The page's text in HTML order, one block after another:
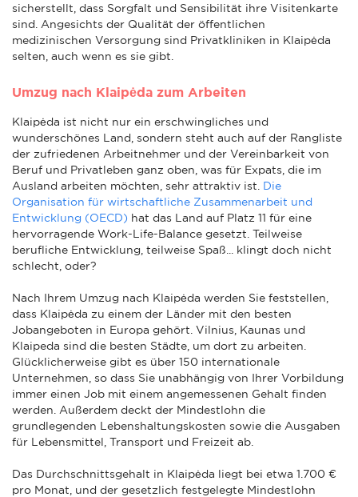
sicherstellt, dass Sorgfalt und Sensibilität ihre Visitenkarte
sind. Angesichts der Qualität der öffentlichen
medizinischen Versorgung sind Privatkliniken in Klaipėda
selten, auch wenn es sie gibt.
Umzug nach Klaipėda zum Arbeiten
Klaipėda ist nicht nur ein erschwingliches und
wunderschönes Land, sondern steht auch auf der Rangliste
der zufriedenen Arbeitnehmer und der Vereinbarkeit von
Beruf und Privatleben ganz oben, was für Expats, die im
Ausland arbeiten möchten, sehr attraktiv ist. Die
Organisation für wirtschaftliche Zusammenarbeit und
Entwicklung (OECD) hat das Land auf Platz 11 für eine
hervorragende Work-Life-Balance gesetzt. Teilweise
berufliche Entwicklung, teilweise Spaß... klingt doch nicht
schlecht, oder?
Nach Ihrem Umzug nach Klaipėda werden Sie feststellen,
dass Klaipėda zu einem der Länder mit den besten
Jobangeboten in Europa gehört. Vilnius, Kaunas und
Klaipeda sind die besten Städte, um dort zu arbeiten.
Glücklicherweise gibt es über 150 internationale
Unternehmen, so dass Sie unabhängig von Ihrer Vorbildung
immer einen Job mit einem angemessenen Gehalt finden
werden. Außerdem deckt der Mindestlohn die
grundlegenden Lebenshaltungskosten sowie die Ausgaben
für Lebensmittel, Transport und Freizeit ab.
Das Durchschnittsgehalt in Klaipėda liegt bei etwa 1.700 €
pro Monat, und der gesetzlich festgelegte Mindestlohn